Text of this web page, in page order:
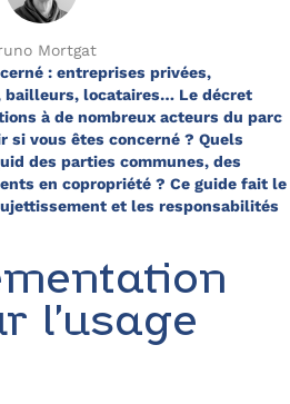
Mortgat
: entreprises privées,
locataires… Le décret
à de nombreux acteurs du parc
si vous êtes concerné ? Quels
des parties communes, des
en copropriété ? Ce guide fait le
et les responsabilités
l’usage